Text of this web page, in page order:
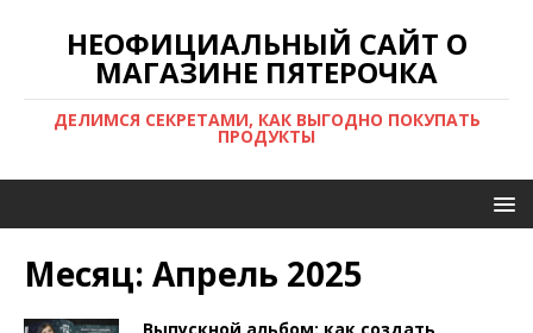
НЕОФИЦИАЛЬНЫЙ САЙТ О
МАГАЗИНЕ ПЯТЕРОЧКА
ДЕЛИМСЯ СЕКРЕТАМИ, КАК ВЫГОДНО ПОКУПАТЬ
ПРОДУКТЫ
Месяц: Апрель 2025